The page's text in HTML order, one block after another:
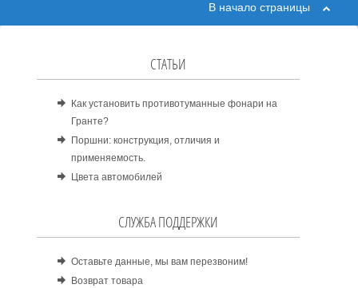
В начало страницы
СТАТЬИ
Как установить противотуманные фонари на
Гранте?
Поршни: конструкция, отличия и
применяемость.
Цвета автомобилей
СЛУЖБА ПОДДЕРЖКИ
Оставьте данные, мы вам перезвоним!
Возврат товара